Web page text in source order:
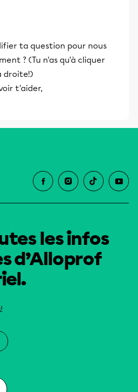
ta question pour nous
? (Tu n'as qu'à cliquer
droite!)
t'aider,
les infos
d’Alloprof